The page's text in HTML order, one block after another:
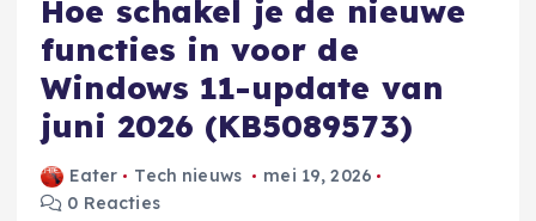
Hoe schakel je de nieuwe
functies in voor de
Windows 11-update van
juni 2026 (KB5089573)
Eater Tech nieuws
mei 19, 2026
0 Reacties